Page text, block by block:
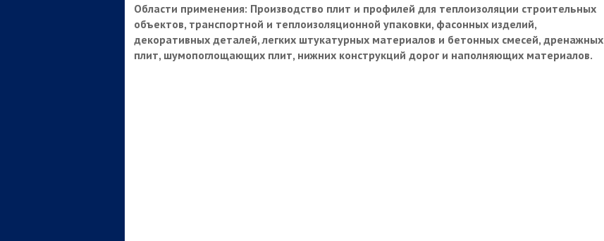
Области применения: Производство плит и профилей для теплоизоляции строительных
объектов, транспортной и теплоизоляционной упаковки, фасонных изделий,
декоративных деталей, легких штукатурных материалов и бетонных смесей, дренажных
плит, шумопоглощающих плит, нижних конструкций дорог и наполняющих материалов.